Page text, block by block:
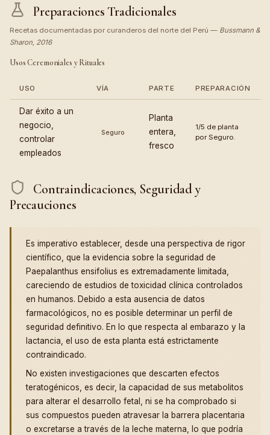
Preparaciones Tradicionales
Recetas documentadas por curanderos del norte del Perú — Bussmann &
Sharon, 2016
Usos Ceremoniales y Rituales
USO VÍA PARTE PREPARACIÓN
Dar éxito a un
negocio,
controlar
empleados
Seguro
Planta
entera,
fresco
1/5 de planta
por Seguro.
Contraindicaciones, Seguridad y
Precauciones
Es imperativo establecer, desde una perspectiva de rigor
científico, que la evidencia sobre la seguridad de
Paepalanthus ensifolius es extremadamente limitada,
careciendo de estudios de toxicidad clínica controlados
en humanos. Debido a esta ausencia de datos
farmacológicos, no es posible determinar un perfil de
seguridad definitivo. En lo que respecta al embarazo y la
lactancia, el uso de esta planta está estrictamente
contraindicado.
No existen investigaciones que descarten efectos
teratogénicos, es decir, la capacidad de sus metabolitos
para alterar el desarrollo fetal, ni se ha comprobado si
sus compuestos pueden atravesar la barrera placentaria
o excretarse a través de la leche materna, lo que podría